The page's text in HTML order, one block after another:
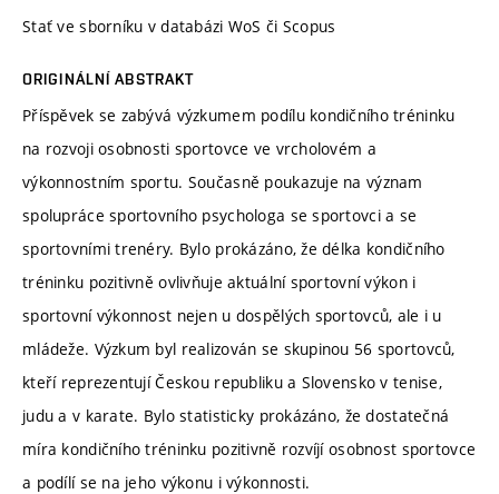
Stať ve sborníku v databázi WoS či Scopus
ORIGINÁLNÍ ABSTRAKT
Příspěvek se zabývá výzkumem podílu kondičního tréninku
na rozvoji osobnosti sportovce ve vrcholovém a
výkonnostním sportu. Současně poukazuje na význam
spolupráce sportovního psychologa se sportovci a se
sportovními trenéry. Bylo prokázáno, že délka kondičního
tréninku pozitivně ovlivňuje aktuální sportovní výkon i
sportovní výkonnost nejen u dospělých sportovců, ale i u
mládeže. Výzkum byl realizován se skupinou 56 sportovců,
kteří reprezentují Českou republiku a Slovensko v tenise,
judu a v karate. Bylo statisticky prokázáno, že dostatečná
míra kondičního tréninku pozitivně rozvíjí osobnost sportovce
a podílí se na jeho výkonu i výkonnosti.